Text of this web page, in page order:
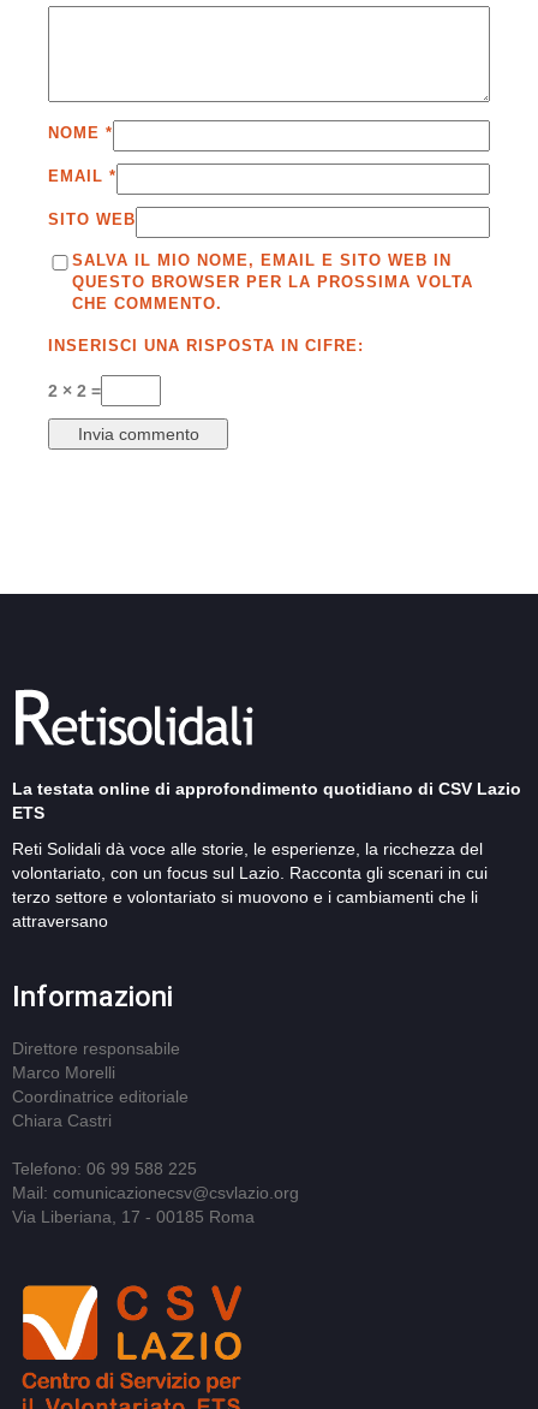
NOME *
EMAIL *
SITO WEB
SALVA IL MIO NOME, EMAIL E SITO WEB IN
QUESTO BROWSER PER LA PROSSIMA VOLTA
CHE COMMENTO.
INSERISCI UNA RISPOSTA IN CIFRE:
2 × 2 =
La testata online di approfondimento quotidiano di CSV Lazio
ETS
Reti Solidali dà voce alle storie, le esperienze, la ricchezza del
volontariato, con un focus sul Lazio. Racconta gli scenari in cui
terzo settore e volontariato si muovono e i cambiamenti che li
attraversano
Informazioni
Direttore responsabile
Marco Morelli
Coordinatrice editoriale
Chiara Castri
Telefono: 06 99 588 225
Mail: comunicazionecsv@csvlazio.org
Via Liberiana, 17 - 00185 Roma